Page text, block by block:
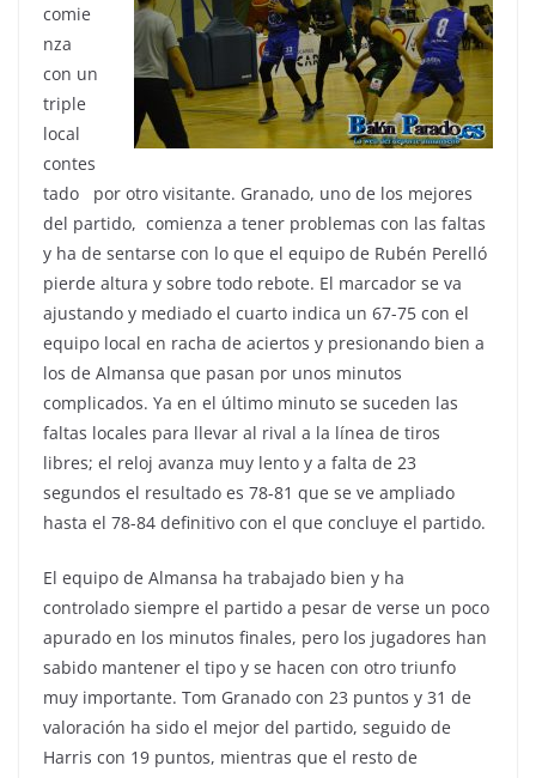
comie
nza
con un
triple
local
contes
tado por otro visitante. Granado, uno de los mejores
del partido, comienza a tener problemas con las faltas
y ha de sentarse con lo que el equipo de Rubén Perelló
pierde altura y sobre todo rebote. El marcador se va
ajustando y mediado el cuarto indica un 67-75 con el
equipo local en racha de aciertos y presionando bien a
los de Almansa que pasan por unos minutos
complicados. Ya en el último minuto se suceden las
faltas locales para llevar al rival a la línea de tiros
libres; el reloj avanza muy lento y a falta de 23
segundos el resultado es 78-81 que se ve ampliado
hasta el 78-84 definitivo con el que concluye el partido.
El equipo de Almansa ha trabajado bien y ha
controlado siempre el partido a pesar de verse un poco
apurado en los minutos finales, pero los jugadores han
sabido mantener el tipo y se hacen con otro triunfo
muy importante. Tom Granado con 23 puntos y 31 de
valoración ha sido el mejor del partido, seguido de
Harris con 19 puntos, mientras que el resto de